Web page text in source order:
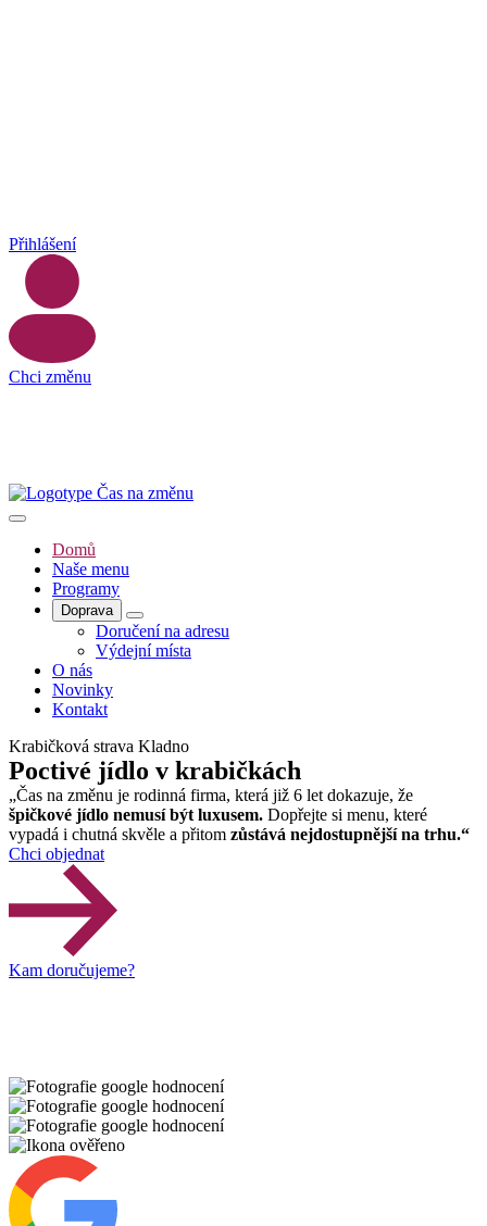
Přihlášení
Chci změnu
Domů
Naše menu
Programy
Doprava
Doručení na adresu
Výdejní místa
O nás
Novinky
Kontakt
Krabičková strava Kladno
Poctivé jídlo v krabičkách
„Čas na změnu je rodinná firma, která již 6 let dokazuje, že
špičkové jídlo nemusí být luxusem. Dopřejte si menu, které
vypadá i chutná skvěle a přitom zůstává nejdostupnější na trhu.“
Chci objednat
Kam doručujeme?